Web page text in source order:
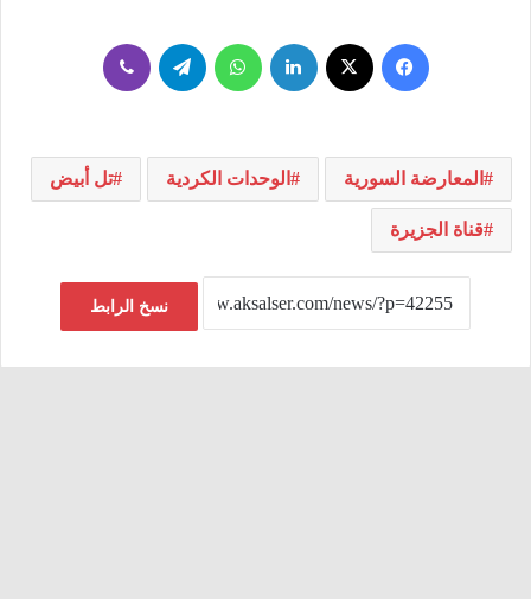
فيسبوك لينكدإن واتساب تيلقرام
المعارضة السورية الوحدات الكردية تل أبيض
قناة الجزيرة
نسخ الرابط